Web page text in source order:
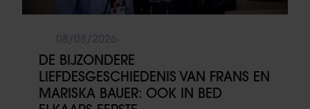
DE BIJZONDERE
LIEFDESGESCHIEDENIS VAN FRANS EN
MARISKA BAUER: OOK IN BED